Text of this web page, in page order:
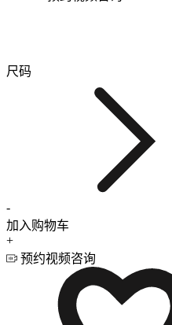
尺码
-
加入购物车
+
预约视频咨询